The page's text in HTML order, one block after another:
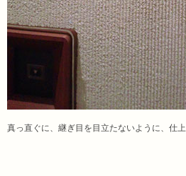
真っ直ぐに、継ぎ目を目立たないように、仕